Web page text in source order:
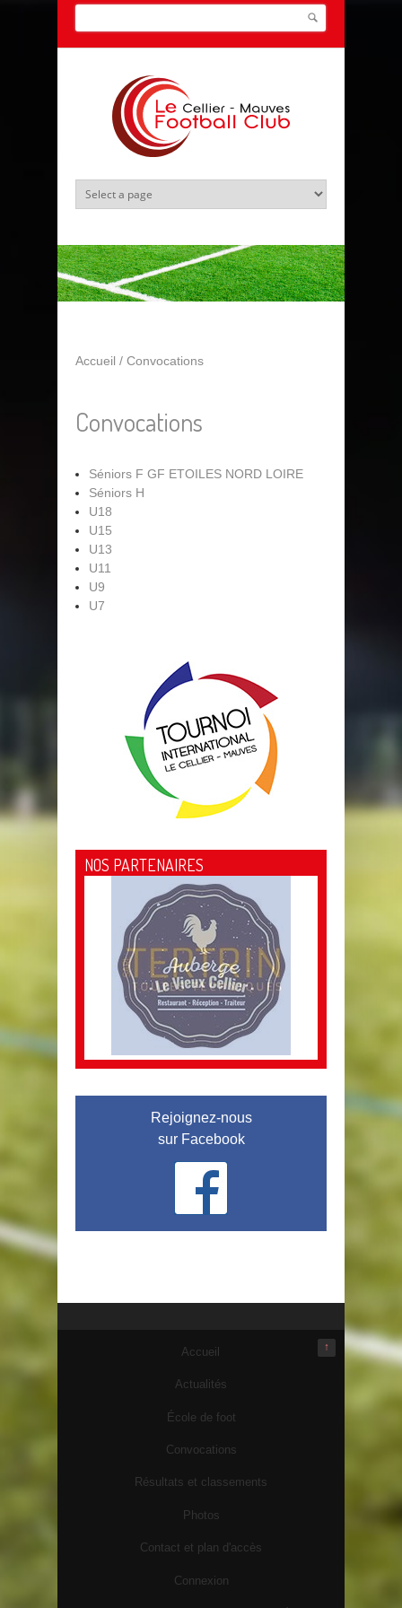
Aller au contenu principal
Formulaire de recherche
Search this site
Accueil / Convocations
Convocations
Séniors F GF ETOILES NORD LOIRE
Séniors H
U18
U15
U13
U11
U9
U7
NOS PARTENAIRES
Rejoignez-nous
sur Facebook
↑
Accueil
Actualités
École de foot
Convocations
Résultats et classements
Photos
Contact et plan d'accès
Connexion